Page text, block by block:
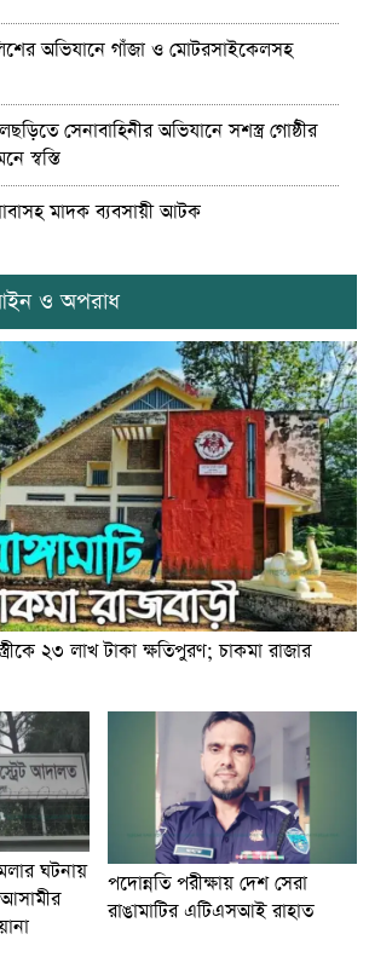
অভিযানে গাঁজা ও মোটরসাইকেলসহ
সেনাবাহিনীর অভিযানে সশস্ত্র গোষ্ঠীর
স্বস্তি
মাদক ব্যবসায়ী আটক
ও অপরাধ
২৩ লাখ টাকা ক্ষতিপুরণ; চাকমা রাজার
ঘটনায়
পদোন্নতি পরীক্ষায় দেশ সেরা
রাঙামাটির এটিএসআই রাহাত